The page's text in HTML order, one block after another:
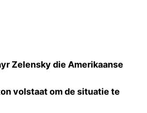
Zelensky die Amerikaanse
volstaat om de situatie te